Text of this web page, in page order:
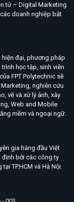
tử – Digital Marketing
doanh nghiệp bắt
đại, phương pháp
học tập, sinh viên
FPT Polytechnic sẽ
nghiên cứu
vẽ và xử lý ảnh, xây
Web and Mobile
mềm và ngoại ngữ.
gia hàng đầu Việt
định bởi các công ty
TP.HCM và Hà Nội.